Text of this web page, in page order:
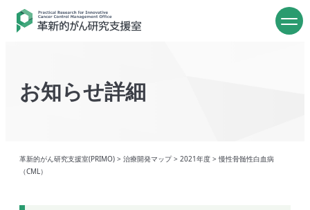
お知らせ詳細
革新的がん研究支援室(PRIMO) > 治療開発マップ> 2021年度 > 慢性骨髄性白血病
（CML）